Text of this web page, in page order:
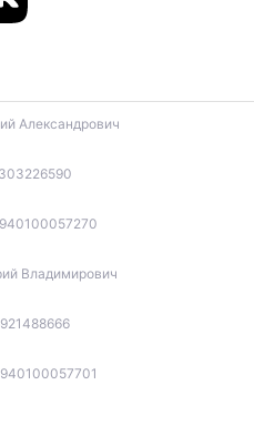
Александрович
Владимирович